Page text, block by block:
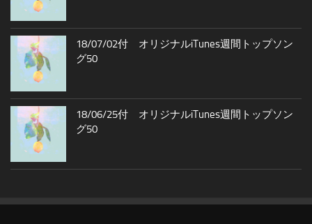
18/07/02付 オリジナルiTunes週間トップソン
グ50
18/06/25付 オリジナルiTunes週間トップソン
グ50